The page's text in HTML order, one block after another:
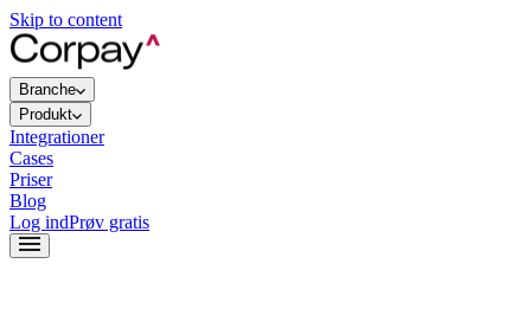
Skip to content
Branche
Produkt
Integrationer
Cases
Priser
Blog
Log indPrøv gratis